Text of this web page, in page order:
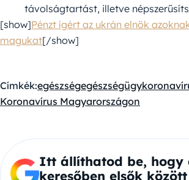
távolságtartást, illetve
[show]Pénzt ígért az ukrán elnök
magukat[/show]
Címkék:egészségegészségügy
Koronavírus Magyarországon
Itt állíthatod be, hogy
keresőben elsők